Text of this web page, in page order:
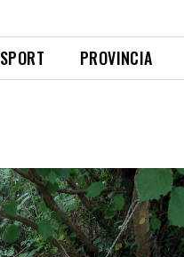
SPORT PROVINCIA